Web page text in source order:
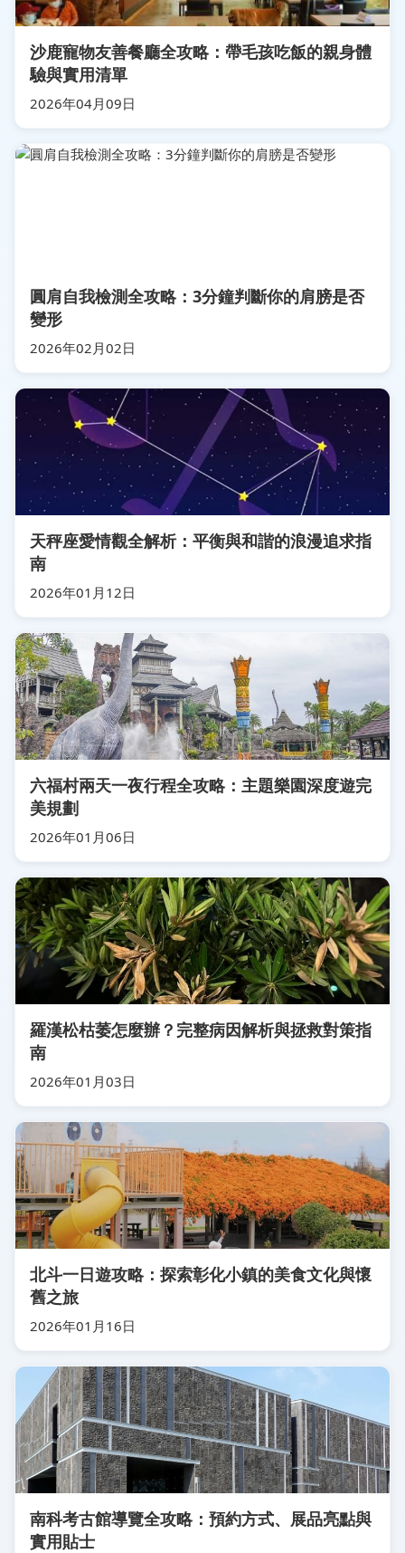
沙鹿寵物友善餐廳全攻略：帶毛孩吃飯的親身體
驗與實用清單
2026年04月09日
圓肩自我檢測全攻略：3分鐘判斷你的肩膀是否
變形
2026年02月02日
天秤座愛情觀全解析：平衡與和諧的浪漫追求指
南
2026年01月12日
六福村兩天一夜行程全攻略：主題樂園深度遊完
美規劃
2026年01月06日
羅漢松枯萎怎麼辦？完整病因解析與拯救對策指
南
2026年01月03日
北斗一日遊攻略：探索彰化小鎮的美食文化與懷
舊之旅
2026年01月16日
南科考古館導覽全攻略：預約方式、展品亮點與
實用貼士